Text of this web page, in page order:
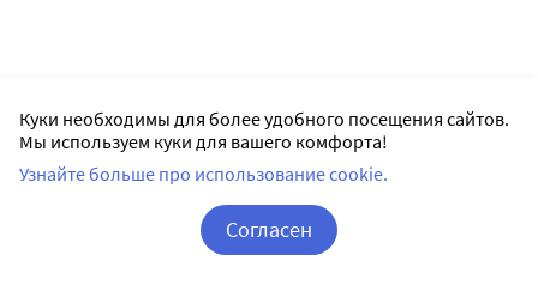
Куки необходимы для более удобного посещения сайтов.
Мы используем куки для вашего комфорта!
Узнайте больше про использование cookie.
Согласен